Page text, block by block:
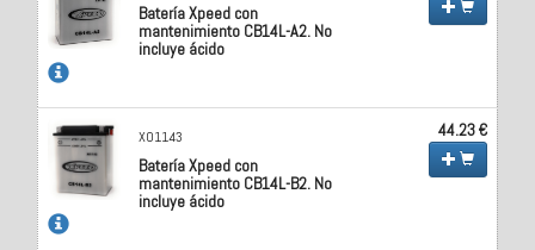
Batería Xpeed con
mantenimiento CB14L-A2. No
incluye ácido
X01143
Batería Xpeed con
mantenimiento CB14L-B2. No
incluye ácido
44.23 €